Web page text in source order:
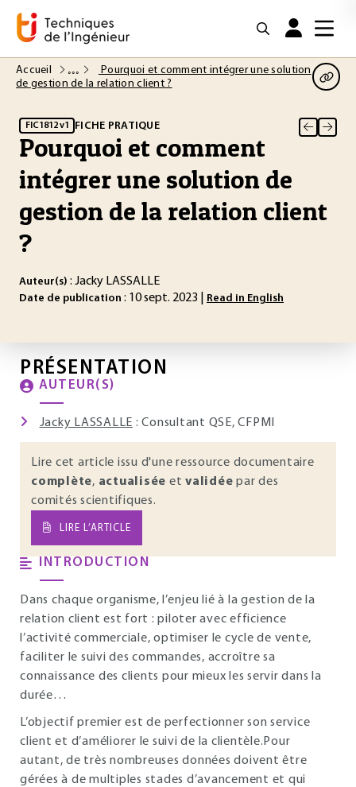
Accueil
Pourquoi et comment intégrer une solution
de gestion de la relation client ?
FIC1812 v1 FICHE PRATIQUE
Pourquoi et comment
intégrer une solution de
gestion de la relation client
?
Auteur(s) : Jacky LASSALLE
Date de publication : 10 sept. 2023 | Read in English
PRÉSENTATION
AUTEUR(S)
Jacky LASSALLE : Consultant QSE, CFPMI
Lire cet article issu d'une ressource documentaire
complète, actualisée et validée par des
comités scientifiques.
LIRE L’ARTICLE
INTRODUCTION
Dans chaque organisme, l’enjeu lié à la gestion de la
relation client est fort : piloter avec efficience
l’activité commerciale, optimiser le cycle de vente,
faciliter le suivi des commandes, accroître sa
connaissance des clients pour mieux les servir dans la
durée…
L’objectif premier est de perfectionner son service
client et d’améliorer le suivi de la clientèle.Pour
autant, de très nombreuses données doivent être
gérées à de multiples stades d’avancement et qui